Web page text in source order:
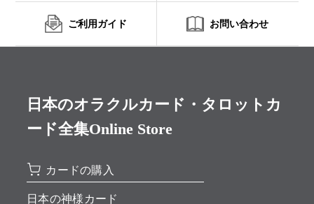
ご利用ガイド お問い合わせ
日本のオラクルカード・タロットカ
ード全集Online Store
カードの購入
日本の神様カード